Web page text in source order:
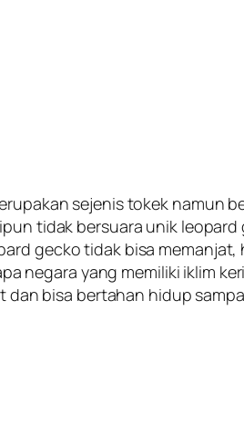
sejenis tokek namun
tidak bersuara unik
gecko tidak bisa memanjat,
negara yang memiliki iklim
bisa bertahan hidup